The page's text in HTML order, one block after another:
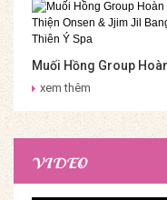
Muối Hồng Group
Thiện Onsen & Jjim Jil
xem thêm
VIDEO